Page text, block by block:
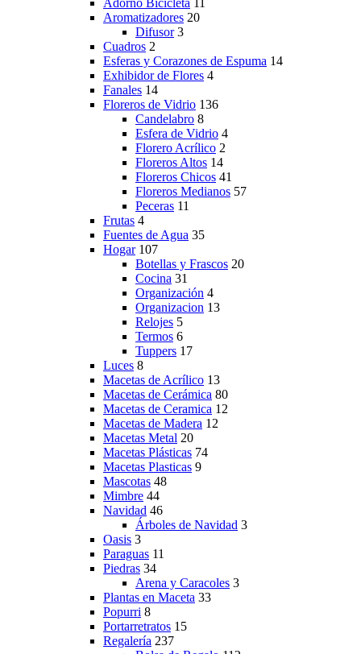
Aromatizadores 20
Difusor 3
Cuadros 2
Esferas y Corazones de Espuma 14
Exhibidor de Flores 4
Fanales 14
Floreros de Vidrio 136
Candelabro 8
Esfera de Vidrio 4
Florero Acrílico 2
Floreros Altos 14
Floreros Chicos 41
Floreros Medianos 57
Peceras 11
Frutas 4
Fuentes de Agua 35
Hogar 107
Botellas y Frascos 20
Cocina 31
Organización 4
Organizacion 13
Relojes 5
Termos 6
Tuppers 17
Luces 8
Macetas de Acrílico 13
Macetas de Cerámica 80
Macetas de Ceramica 12
Macetas de Madera 12
Macetas Metal 20
Macetas Plásticas 74
Macetas Plasticas 9
Mascotas 48
Mimbre 44
Navidad 46
Árboles de Navidad 3
Oasis 3
Paraguas 11
Piedras 34
Arena y Caracoles 3
Plantas en Maceta 33
Popurri 8
Portarretratos 15
Regalería 237